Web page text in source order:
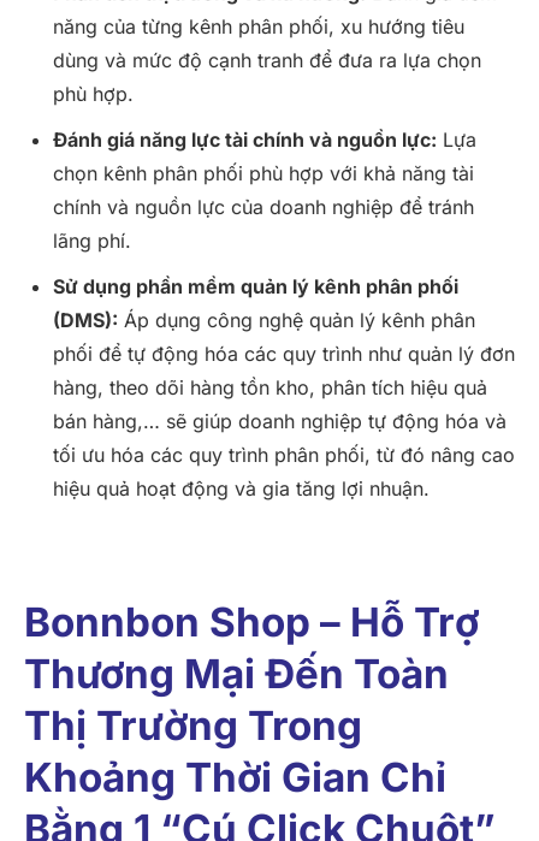
năng của từng kênh phân phối, xu hướng tiêu
dùng và mức độ cạnh tranh để đưa ra lựa chọn
phù hợp.
Đánh giá năng lực tài chính và nguồn lực: Lựa
chọn kênh phân phối phù hợp với khả năng tài
chính và nguồn lực của doanh nghiệp để tránh
lãng phí.
Sử dụng phần mềm quản lý kênh phân phối
(DMS): Áp dụng công nghệ quản lý kênh phân
phối để tự động hóa các quy trình như quản lý đơn
hàng, theo dõi hàng tồn kho, phân tích hiệu quả
bán hàng,… sẽ giúp doanh nghiệp tự động hóa và
tối ưu hóa các quy trình phân phối, từ đó nâng cao
hiệu quả hoạt động và gia tăng lợi nhuận.
Bonnbon Shop – Hỗ Trợ
Thương Mại Đến Toàn
Thị Trường Trong
Khoảng Thời Gian Chỉ
Bằng 1 “cú Click Chuột”